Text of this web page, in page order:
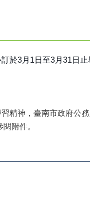
於3月1日至3月31日
精神，臺南市政府公
附件。